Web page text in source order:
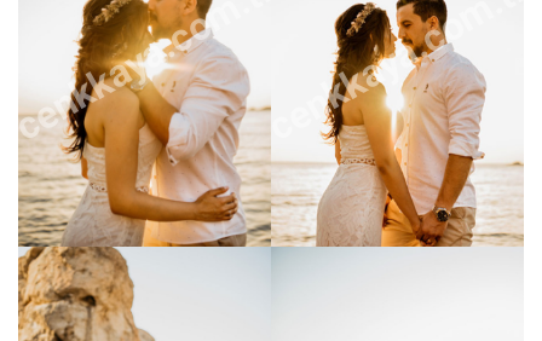
cenkkaya.com.trcenkkaya.com.tr